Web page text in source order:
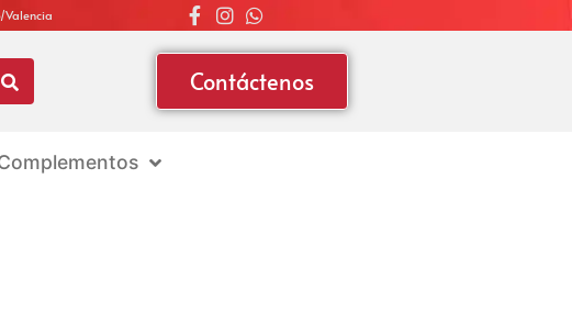
Valencia
Contáctenos